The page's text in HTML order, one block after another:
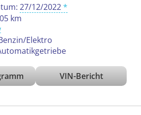
27/12/2022
km
Elektro
VIN-Bericht